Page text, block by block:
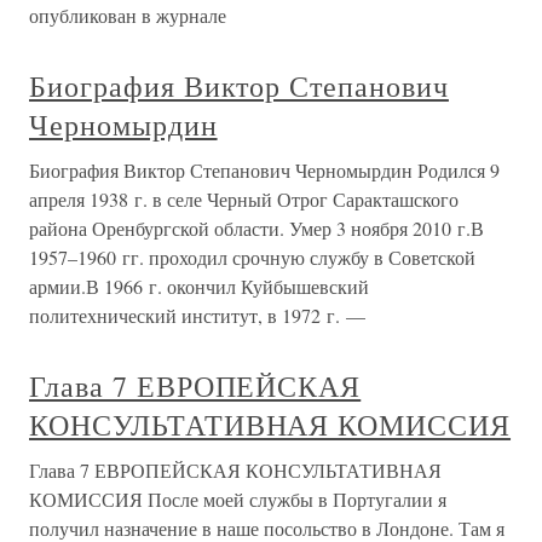
опубликован в журнале
Биография Виктор Степанович
Черномырдин
Биография Виктор Степанович Черномырдин Родился 9
апреля 1938 г. в селе Черный Отрог Саракташского
района Оренбургской области. Умер 3 ноября 2010 г.В
1957–1960 гг. проходил срочную службу в Советской
армии.В 1966 г. окончил Куйбышевский
политехнический институт, в 1972 г. —
Глава 7 ЕВРОПЕЙСКАЯ
КОНСУЛЬТАТИВНАЯ КОМИССИЯ
Глава 7 ЕВРОПЕЙСКАЯ КОНСУЛЬТАТИВНАЯ
КОМИССИЯ После моей службы в Португалии я
получил назначение в наше посольство в Лондоне. Там я